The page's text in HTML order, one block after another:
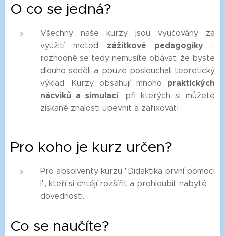
O co se jedná?
Všechny naše kurzy jsou vyučovány za
využití metod zážitkové pedagogiky -
rozhodně se tedy nemusíte obávat, že byste
dlouho seděli a pouze poslouchali teoretický
výklad. Kurzy obsahují mnoho praktických
nácviků a simulací, při kterých si můžete
získané znalosti upevnit a zafixovat!
Pro koho je kurz určen?
Pro absolventy kurzu "Didaktika první pomoci
I", kteří si chtějí rozšířit a prohloubit nabyté
dovednosti.
Co se naučíte?